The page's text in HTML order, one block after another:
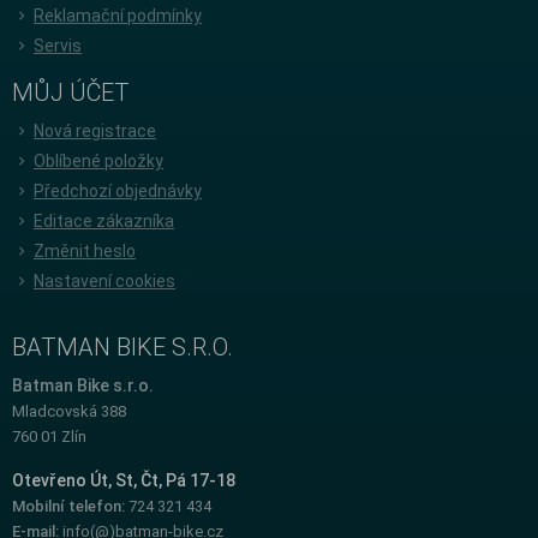
Reklamační podmínky
Servis
MŮJ ÚČET
Nová registrace
Oblíbené položky
Předchozí objednávky
Editace zákazníka
Změnit heslo
Nastavení cookies
BATMAN BIKE S.R.O.
Batman Bike s.r.o.
Mladcovská 388
760 01 Zlín
Otevřeno Út, St, Čt, Pá 17-18
Mobilní telefon: 724 321 434
E-mail: info(@)batman-bike.cz